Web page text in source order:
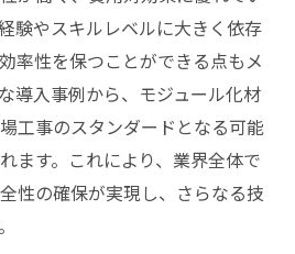
験やスキルレベルに大きく依存
率性を保つことができる点もメ
導入事例から、モジュール化材
工事のスタンダードとなる可能
ます。これにより、業界全体で
性の確保が実現し、さらなる技